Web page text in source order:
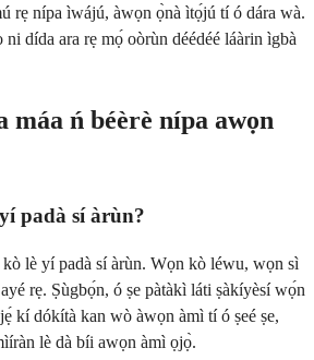
rẹ nípa ìwájú, àwọn ọ̀nà ìtọ́jú tí ó dára wà.
dída ara rẹ mọ́ oòrùn déédéé láàrin ìgbà
máa ń béèrè nípa awọn
padà sí àrùn?
lè yí padà sí àrùn. Wọn kò léwu, wọn sì
rẹ. Ṣùgbọ́n, ó ṣe pàtàkì láti ṣàkíyèsí wọ́n
kí dókítà kan wò àwọn àmì tí ó ṣeé ṣe,
lè dà bíi awọn àmì ọjọ̀.